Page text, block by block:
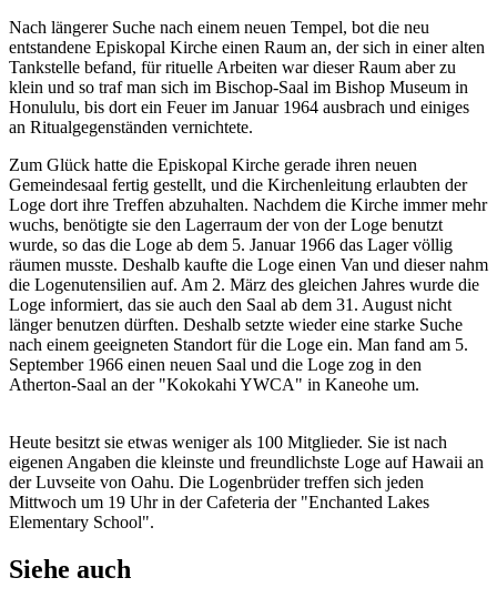
Nach längerer Suche nach einem neuen Tempel, bot die neu
entstandene Episkopal Kirche einen Raum an, der sich in einer alten
Tankstelle befand, für rituelle Arbeiten war dieser Raum aber zu
klein und so traf man sich im Bischop-Saal im Bishop Museum in
Honululu, bis dort ein Feuer im Januar 1964 ausbrach und einiges
an Ritualgegenständen vernichtete.
Zum Glück hatte die Episkopal Kirche gerade ihren neuen
Gemeindesaal fertig gestellt, und die Kirchenleitung erlaubten der
Loge dort ihre Treffen abzuhalten. Nachdem die Kirche immer mehr
wuchs, benötigte sie den Lagerraum der von der Loge benutzt
wurde, so das die Loge ab dem 5. Januar 1966 das Lager völlig
räumen musste. Deshalb kaufte die Loge einen Van und dieser nahm
die Logenutensilien auf. Am 2. März des gleichen Jahres wurde die
Loge informiert, das sie auch den Saal ab dem 31. August nicht
länger benutzen dürften. Deshalb setzte wieder eine starke Suche
nach einem geeigneten Standort für die Loge ein. Man fand am 5.
September 1966 einen neuen Saal und die Loge zog in den
Atherton-Saal an der "Kokokahi YWCA" in Kaneohe um.
Heute besitzt sie etwas weniger als 100 Mitglieder. Sie ist nach
eigenen Angaben die kleinste und freundlichste Loge auf Hawaii an
der Luvseite von Oahu. Die Logenbrüder treffen sich jeden
Mittwoch um 19 Uhr in der Cafeteria der "Enchanted Lakes
Elementary School".
Siehe auch